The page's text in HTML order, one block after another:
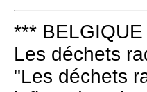
***
Les déchets
"Les déchets